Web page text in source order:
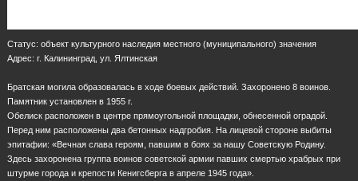
Статус: объект культурного наследия местного (муниципального) значения
Адрес: г. Калининград, ул. Ялтинская
Братская могила образовалась в ходе боевых действий. Захоронено 8 воинов.
Памятник установлен в 1955 г.
Обелиск расположен в центре прямоугольной площадки, обнесенной оградой.
Перед ним расположены два бетонных надгробия. На лицевой стороне выбиты
эпитафии: «Вечная слава героям, павшим в боях за нашу Советскую Родину.
Здесь захоронена группа воинов советской армии павших смертью храбрых при
штурме города и крепости Кенигсберга в апреле 1945 года».